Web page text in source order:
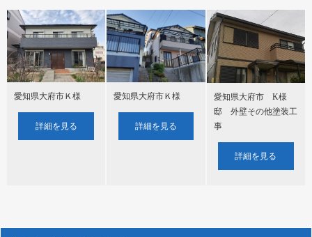
愛知県大府市Ｋ様
詳細を見る
愛知県大府市Ｋ様
詳細を見る
愛知県大府市 K様
邸 外壁その他塗装工
事
詳細を見る